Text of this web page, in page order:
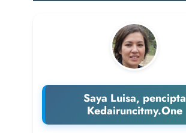
Saya Luisa, pencipta
Kedairuncitmy.One